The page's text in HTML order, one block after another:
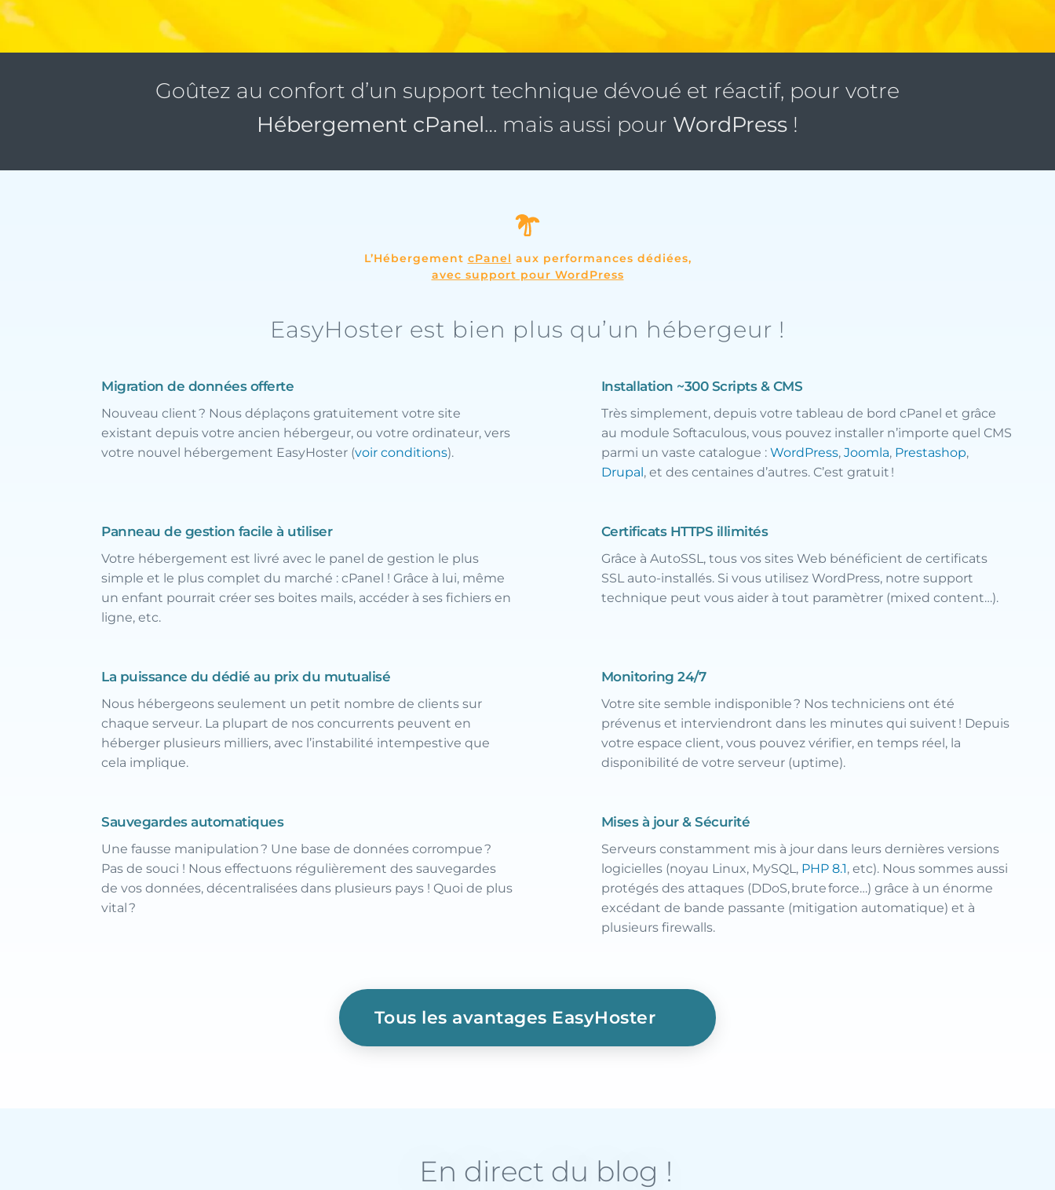
Goûtez au confort d’un support technique dévoué et réactif, pour votre
Hébergement cPanel… mais aussi pour WordPress !
L’Hébergement cPanel aux performances dédiées,
avec support pour WordPress
EasyHoster est bien plus qu’un hébergeur !
Migration de données offerte
Nouveau client ? Nous déplaçons gratuitement votre site
existant depuis votre ancien hébergeur, ou votre ordinateur, vers
votre nouvel hébergement EasyHoster (voir conditions).
Installation ~300 Scripts & CMS
Très simplement, depuis votre tableau de bord cPanel et grâce
au module Softaculous, vous pouvez installer n’importe quel CMS
parmi un vaste catalogue : WordPress, Joomla, Prestashop,
Drupal, et des centaines d’autres. C’est gratuit !
Panneau de gestion facile à utiliser
Votre hébergement est livré avec le panel de gestion le plus
simple et le plus complet du marché : cPanel ! Grâce à lui, même
un enfant pourrait créer ses boites mails, accéder à ses fichiers en
ligne, etc.
Certificats HTTPS illimités
Grâce à AutoSSL, tous vos sites Web bénéficient de certificats
SSL auto-installés. Si vous utilisez WordPress, notre support
technique peut vous aider à tout paramètrer (mixed content…).
La puissance du dédié au prix du mutualisé
Nous hébergeons seulement un petit nombre de clients sur
chaque serveur. La plupart de nos concurrents peuvent en
héberger plusieurs milliers, avec l’instabilité intempestive que
cela implique.
Monitoring 24/7
Votre site semble indisponible ? Nos techniciens ont été
prévenus et interviendront dans les minutes qui suivent ! Depuis
votre espace client, vous pouvez vérifier, en temps réel, la
disponibilité de votre serveur (uptime).
Sauvegardes automatiques
Une fausse manipulation ? Une base de données corrompue ?
Pas de souci ! Nous effectuons régulièrement des sauvegardes
de vos données, décentralisées dans plusieurs pays ! Quoi de plus
vital ?
Mises à jour & Sécurité
Serveurs constamment mis à jour dans leurs dernières versions
logicielles (noyau Linux, MySQL, PHP 8.1, etc). Nous sommes aussi
protégés des attaques (DDoS, brute force…) grâce à un énorme
excédant de bande passante (mitigation automatique) et à
plusieurs firewalls.
Tous les avantages EasyHoster
En direct du blog !